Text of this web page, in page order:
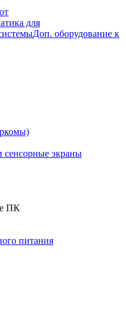
для
Доп. оборудование к
сенсорные экраны
ПК
питания